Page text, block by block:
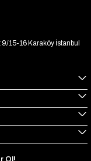
15-16 Karaköy İstanbul